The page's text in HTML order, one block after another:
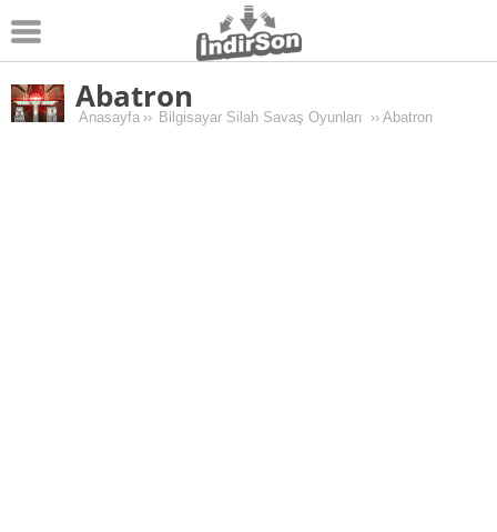
AndroidAbatron
Anasayfa ›› Bilgisayar Silah Savaş Oyunları ›› Abatron